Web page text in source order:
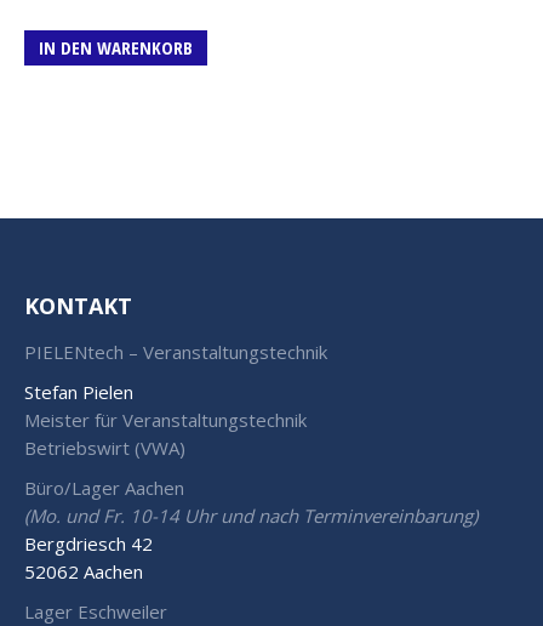
IN DEN WARENKORB
KONTAKT
PIELENtech – Veranstaltungstechnik
Stefan Pielen
Meister für Veranstaltungstechnik
Betriebswirt (VWA)
Büro/Lager Aachen
(Mo. und Fr. 10-14 Uhr und nach Terminvereinbarung)
Bergdriesch 42
52062 Aachen
Lager Eschweiler